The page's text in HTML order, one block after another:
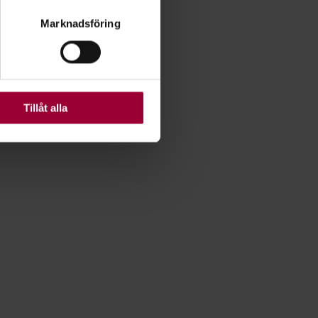
. Du kan ändra
Vissa kakor är
Marknadsföring
Tillåt alla